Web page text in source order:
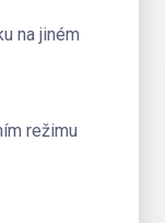
na jiném
režimu